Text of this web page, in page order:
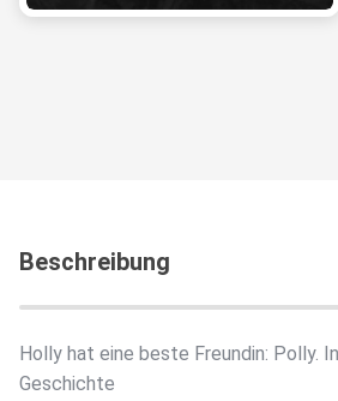
Beschreibung
Holly hat eine beste Freundin: Polly.
Geschichte